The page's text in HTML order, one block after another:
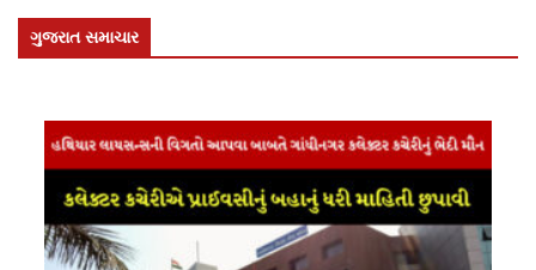
ગુજરાત સમાચાર